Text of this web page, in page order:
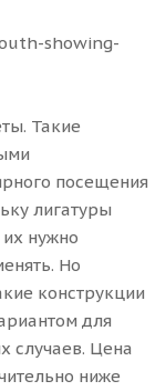
Такие
посещения
лигатуры
нужно
Но
конструкции
для
случаев. Цена
ниже